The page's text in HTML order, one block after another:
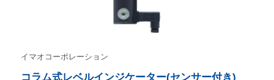
イマオコーポレーション
コラム式レベルインジケーター(センサー付き)